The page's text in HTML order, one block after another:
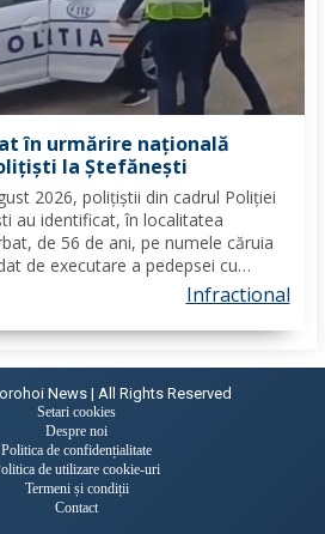
în urmărire națională
la Ștefănești
2026, polițiștii din cadrul Poliției
au identificat, în localitatea
de 56 de ani, pe numele căruia
de executare a pedepsei cu
a fost condamnat la 2 ani, 2 luni și
Infractional
News | All Rights Reserved
Setari cookies
Despre noi
Politica de confidențialitate
de utilizare cookie-uri
Termeni și condiții
Contact